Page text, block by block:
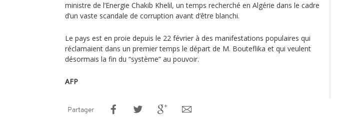
ministre de l’Energie Chakib Khelil, un temps recherché en Algérie dans le cadre
d’un vaste scandale de corruption avant d‘être blanchi.
Le pays est en proie depuis le 22 février à des manifestations populaires qui
réclamaient dans un premier temps le départ de M. Bouteflika et qui veulent
désormais la fin du “système” au pouvoir.
AFP
Partager